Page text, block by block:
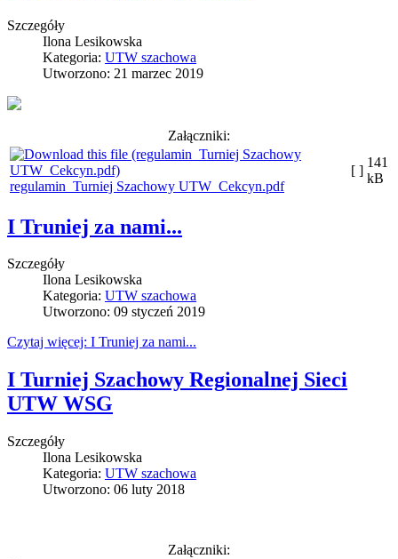
Szczegóły
Ilona Lesikowska
Kategoria: UTW szachowa
Utworzono: 21 marzec 2019
Załączniki:
regulamin_Turniej Szachowy UTW_Cekcyn.pdf
[ ]
141
kB
I Truniej za nami...
Szczegóły
Ilona Lesikowska
Kategoria: UTW szachowa
Utworzono: 09 styczeń 2019
Czytaj więcej: I Truniej za nami...
I Turniej Szachowy Regionalnej Sieci
UTW WSG
Szczegóły
Ilona Lesikowska
Kategoria: UTW szachowa
Utworzono: 06 luty 2018
Załączniki: